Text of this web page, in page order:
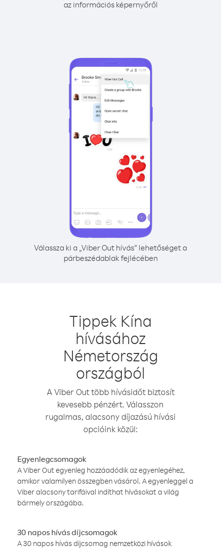
az információs képernyőről
Válassza ki a „Viber Out hívás” lehetőséget a
párbeszédablak fejlécében
Tippek Kína
hívásához
Németország
országból
A Viber Out több hívásidőt biztosít
kevesebb pénzért. Válasszon
rugalmas, alacsony díjazású hívási
opcióink közül:
Egyenlegcsomagok
A Viber Out egyenleg hozzáadódik az egyenlegéhez,
amikor valamilyen összegben vásárol. A egyenleggel a
Viber alacsony tarifáival indíthat hívásokat a világ
bármely országába.
30 napos hívás díjcsomagok
A 30 napos hívás díjcsomag nemzetközi hívások